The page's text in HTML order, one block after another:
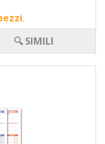
.
🔍 SIMILI